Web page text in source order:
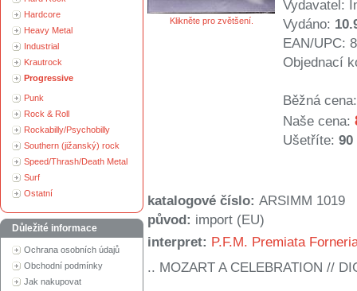
Hardcore
Heavy Metal
Industrial
Krautrock
Progressive
Punk
Rock & Roll
Rockabilly/Psychobilly
Southern (jižanský) rock
Speed/Thrash/Death Metal
Surf
Ostatní
Důležité informace
Ochrana osobních údajů
Obchodní podmínky
Jak nakupovat
Klikněte pro zvětšení.
Vydavatel:
Vydáno:
EAN/UPC:
Objednací
Běžná cena:
Naše cena:
Ušetříte: 90
katalogové číslo: ARSIMM 1019
původ: import (EU)
interpret: P.F.M. Premiata
.. MOZART A CELEBRATION //